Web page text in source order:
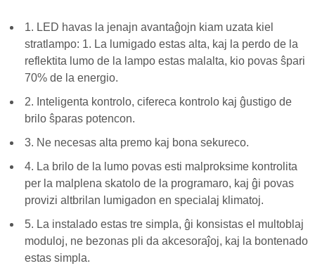
1. LED havas la jenajn avantaĝojn kiam uzata kiel
stratlampo: 1. La lumigado estas alta, kaj la perdo de la
reflektita lumo de la lampo estas malalta, kio povas ŝpari
70% de la energio.
2. Inteligenta kontrolo, cifereca kontrolo kaj ĝustigo de
brilo ŝparas potencon.
3. Ne necesas alta premo kaj bona sekureco.
4. La brilo de la lumo povas esti malproksime kontrolita
per la malplena skatolo de la programaro, kaj ĝi povas
provizi altbrilan lumigadon en specialaj klimatoj.
5. La instalado estas tre simpla, ĝi konsistas el multoblaj
moduloj, ne bezonas pli da akcesoraĵoj, kaj la bontenado
estas simpla.